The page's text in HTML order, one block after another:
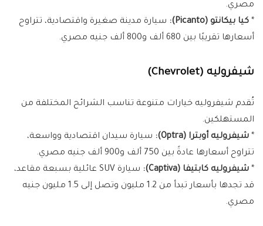
مصري.
* كيا بيكانتو (Picanto):
سيارة مدينة صغيرة واقتصادية، تتراوح
أسعارها تقريبًا بين 680 ألف و800 ألف جنيه مصري.
شيفروليه (Chevrolet)
تُقدم شيفروليه خيارات متنوعة تناسب الشرائح المختلفة من
المستهلكين.
* شيفروليه أوبترا (Optra):
سيارة سيدان اقتصادية وواسعة،
تتراوح أسعارها عادةً بين 750 ألف و900 ألف جنيه مصري.
* شيفروليه كابتيفا (Captiva):
سيارة SUV عائلية بسبعة مقاعد،
قد تجدها بأسعار تبدأ من 1.2 مليون وتصل إلى 1.5 مليون جنيه
مصري.